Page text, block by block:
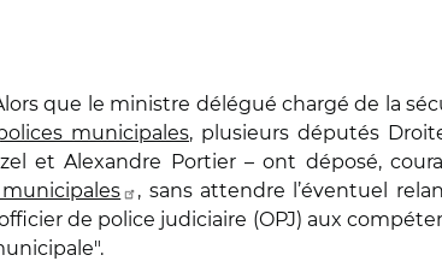
que le ministre délégué chargé de la
municipales, plusieurs députés
et Alexandre Portier – ont déposé,
, sans attendre l’éventuel
de police judiciaire (OPJ) aux